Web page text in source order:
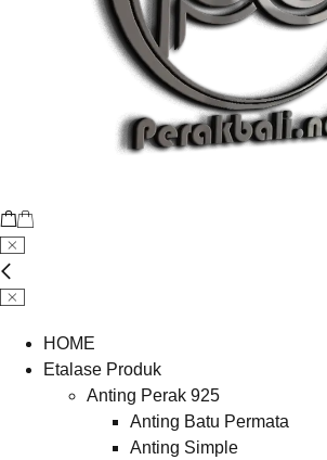
HOME
Etalase Produk
Anting Perak 925
Anting Batu Permata
Anting Simple